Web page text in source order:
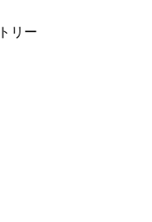
リー